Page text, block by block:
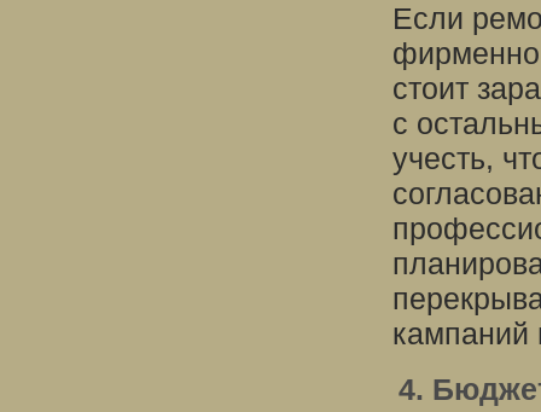
Если
стоит
с
учесть,
кампаний
4.